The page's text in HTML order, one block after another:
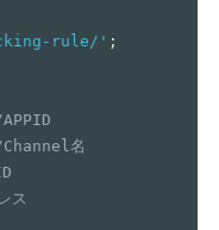
rule/' ;
名
ス